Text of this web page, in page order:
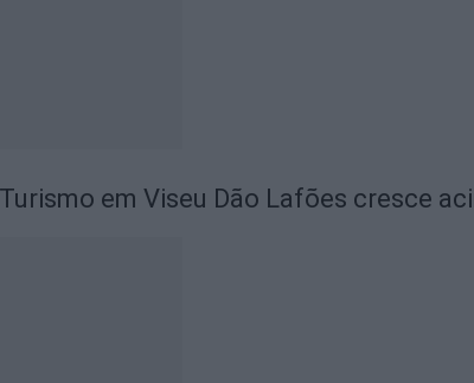
em Viseu Dão Lafões cresce